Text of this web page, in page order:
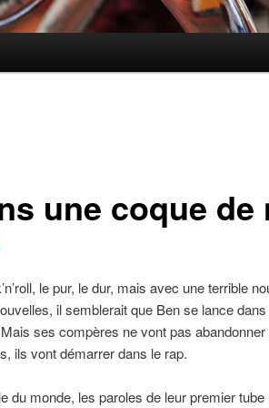
une coque de
le pur, le dur, mais avec une terrible
il semblerait que Ben se lance
ses compères ne vont pas
ils vont démarrer dans le rap.
du monde, les paroles de leur premier